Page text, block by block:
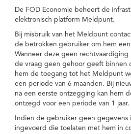
De FOD Economie beheert de
elektronisch platform Meldpunt.
Bij misbruik van het Meldpunt
de betrokken gebruiker om hem
Wanneer deze geen rechtvaardiging
de vraag geen gehoor geeft binnen
hem de toegang tot het Meldpunt
een periode van 6 maanden. Bij
na een eerste ontzegging kan hem
ontzegd voor een periode van 1 jaar.
Indien de gebruiker geen
ingevoerd die toelaten met hem in